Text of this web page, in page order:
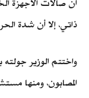
أن صالات الأجهزة
ذاتي، إلا أن شدة
واختتم الوزير
المصابون، ومنها